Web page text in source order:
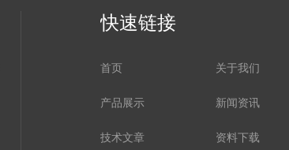
快速链接
首页 关于我们
产品展示 新闻资讯
技术文章 资料下载